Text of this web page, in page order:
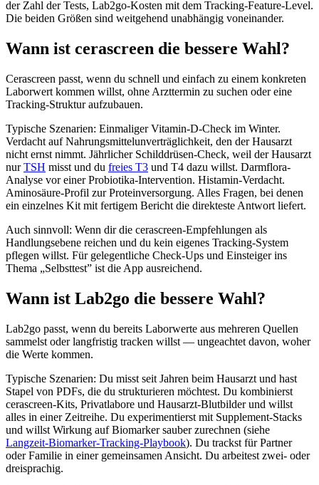
der Zahl der Tests, Lab2go-Kosten mit dem Tracking-Feature-Level.
Die beiden Größen sind weitgehend unabhängig voneinander.
Wann ist cerascreen die bessere Wahl?
Cerascreen passt, wenn du schnell und einfach zu einem konkreten
Laborwert kommen willst, ohne Arzttermin zu suchen oder eine
Tracking-Struktur aufzubauen.
Typische Szenarien: Einmaliger Vitamin-D-Check im Winter.
Verdacht auf Nahrungsmittelunverträglichkeit, den der Hausarzt
nicht ernst nimmt. Jährlicher Schilddrüsen-Check, weil der Hausarzt
nurTSH misst und du freies T3 und T4 dazu willst. Darmflora-
Analyse vor einer Probiotika-Intervention. Histamin-Verdacht.
Aminosäure-Profil zur Proteinversorgung. Alles Fragen, bei denen
ein einzelnes Kit mit fertigem Bericht die direkteste Antwort liefert.
Auch sinnvoll: Wenn dir die cerascreen-Empfehlungen als
Handlungsebene reichen und du kein eigenes Tracking-System
pflegen willst. Für gelegentliche Check-Ups und Einsteiger ins
Thema „Selbsttest” ist die App ausreichend.
Wann ist Lab2go die bessere Wahl?
Lab2go passt, wenn du bereits Laborwerte aus mehreren Quellen
sammelst oder langfristig tracken willst — ungeachtet davon, woher
die Werte kommen.
Typische Szenarien: Du misst seit Jahren beim Hausarzt und hast
Stapel von PDFs, die du strukturieren möchtest. Du kombinierst
cerascreen-Kits, Privatlabore und Hausarzt-Blutbilder und willst
alles in einer Zeitreihe. Du experimentierst mit Supplement-Stacks
und willst Wirkung auf Biomarker sauber zurechnen (siehe
Langzeit-Biomarker-Tracking-Playbook). Du trackst für Partner
oder Familie in einer gemeinsamen Ansicht. Du arbeitest zwei- oder
dreisprachig.